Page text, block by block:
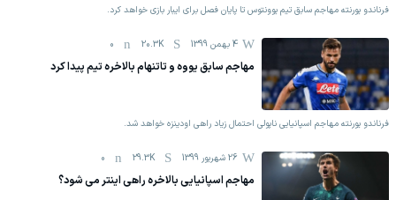
فرناندو یورنته مهاجم سابق تیم یوونتوس تا پایان فصل برای ایبار بازی خواهد کرد.
4 بهمن 1399 20.3K
0
مهاجم سابق یووه و تاتنهام بالاخره تیم پیدا کرد
فرناندو یورنته مهاجم اسپانیایی ناپولی احتمال زیاد راهی اودینزه خواهد شد.
26 شهریور 1399 29.3K
0
مهاجم اسپانیایی بالاخره راهی اینتر می شود؟